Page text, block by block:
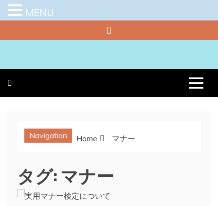
to
Navigation Home マナー
タグ:マナー
MENU